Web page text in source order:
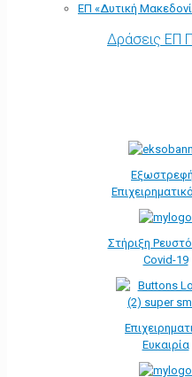
ΕΠ «Δυτική
Δράσεις ΕΠ
Στήριξη
Covid-19
Ευκαιρία